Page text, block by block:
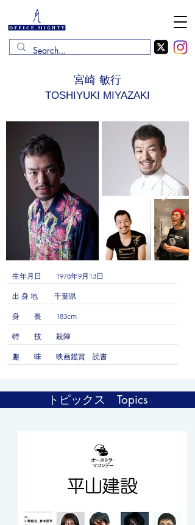
宮崎 敏行
TOSHIYUKI MIYAZAKI
生年月日 1978年9月13日
出 身 地 千葉県
身 長 183cm
特 技 殺陣
趣 味 映画鑑賞 読書
トピックス Topics